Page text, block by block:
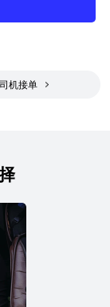
司机接单